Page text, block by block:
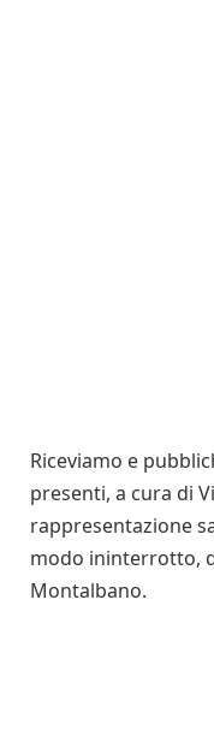
Riceviamo e
presenti, a cura di
rappresentazione
modo ininterrotto,
Montalbano.